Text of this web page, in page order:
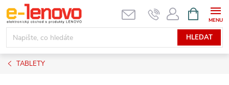
Přejít
na
obsah
HLEDAT
NÁKUPNÍ
KOŠÍK
TABLETY